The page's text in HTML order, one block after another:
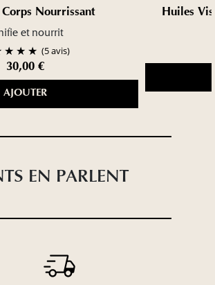
Nourrissant
et nourrit
(5 avis)
30,00 €
AJOUTER
Huiles
EN PARLENT